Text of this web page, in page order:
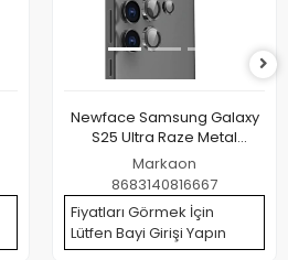
Newface Samsung Galaxy
S25 Ultra Raze Metal
Kamera Lens - Siyah
Markaon
8683140816667
Fiyatları Görmek İçin
Lütfen Bayi Girişi Yapın